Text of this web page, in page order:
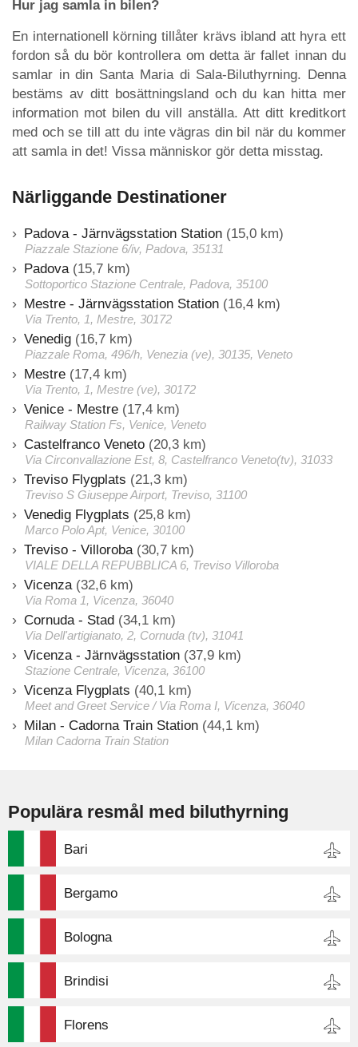
Hur jag samla in bilen?
En internationell körning tillåter krävs ibland att hyra ett
fordon så du bör kontrollera om detta är fallet innan du
samlar in din Santa Maria di Sala-Biluthyrning. Denna
bestäms av ditt bosättningsland och du kan hitta mer
information mot bilen du vill anställa. Att ditt kreditkort
med och se till att du inte vägras din bil när du kommer
att samla in det! Vissa människor gör detta misstag.
Närliggande Destinationer
Padova - Järnvägsstation Station (15,0 km)
Piazzale Stazione 6/iv, Padova, 35131
Padova (15,7 km)
Sottoportico Stazione Centrale, Padova, 35100
Mestre - Järnvägsstation Station (16,4 km)
Via Trento, 1, Mestre, 30172
Venedig (16,7 km)
Piazzale Roma, 496/h, Venezia (ve), 30135, Veneto
Mestre (17,4 km)
Via Trento, 1, Mestre (ve), 30172
Venice - Mestre (17,4 km)
Railway Station Fs, Venice, Veneto
Castelfranco Veneto (20,3 km)
Via Circonvallazione Est, 8, Castelfranco Veneto(tv), 31033
Treviso Flygplats (21,3 km)
Treviso S Giuseppe Airport, Treviso, 31100
Venedig Flygplats (25,8 km)
Marco Polo Apt, Venice, 30100
Treviso - Villoroba (30,7 km)
VIALE DELLA REPUBBLICA 6, Treviso Villoroba
Vicenza (32,6 km)
Via Roma 1, Vicenza, 36040
Cornuda - Stad (34,1 km)
Via Dell'artigianato, 2, Cornuda (tv), 31041
Vicenza - Järnvägsstation (37,9 km)
Stazione Centrale, Vicenza, 36100
Vicenza Flygplats (40,1 km)
Meet and Greet Service / Via Roma I, Vicenza, 36040
Milan - Cadorna Train Station (44,1 km)
Milan Cadorna Train Station
Populära resmål med biluthyrning
Bari
Bergamo
Bologna
Brindisi
Florens